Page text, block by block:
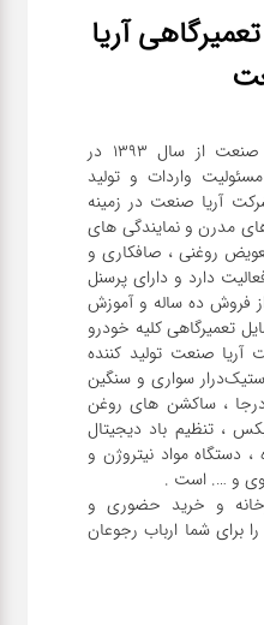
آریا
شرکت تجهیزات تعمیرگاهی آریا صنعت از سال ۱۳۹۳ در
واردات و تولید
آریا صنعت در زمینه
مدرن و نمایندگی های
روغنی ، صافکاری و
دارد و دارای پرسنل
ده ساله و آموزش
تعمیرگاهی کلیه خودرو
صنعت تولید کننده
سواری و ‌سنگین
، ساکشن های روغن
، تنظیم باد دیجیتال
دستگاه مواد نیتروژن و
و خرید حضوری و
را برای شما ارباب رجوعان